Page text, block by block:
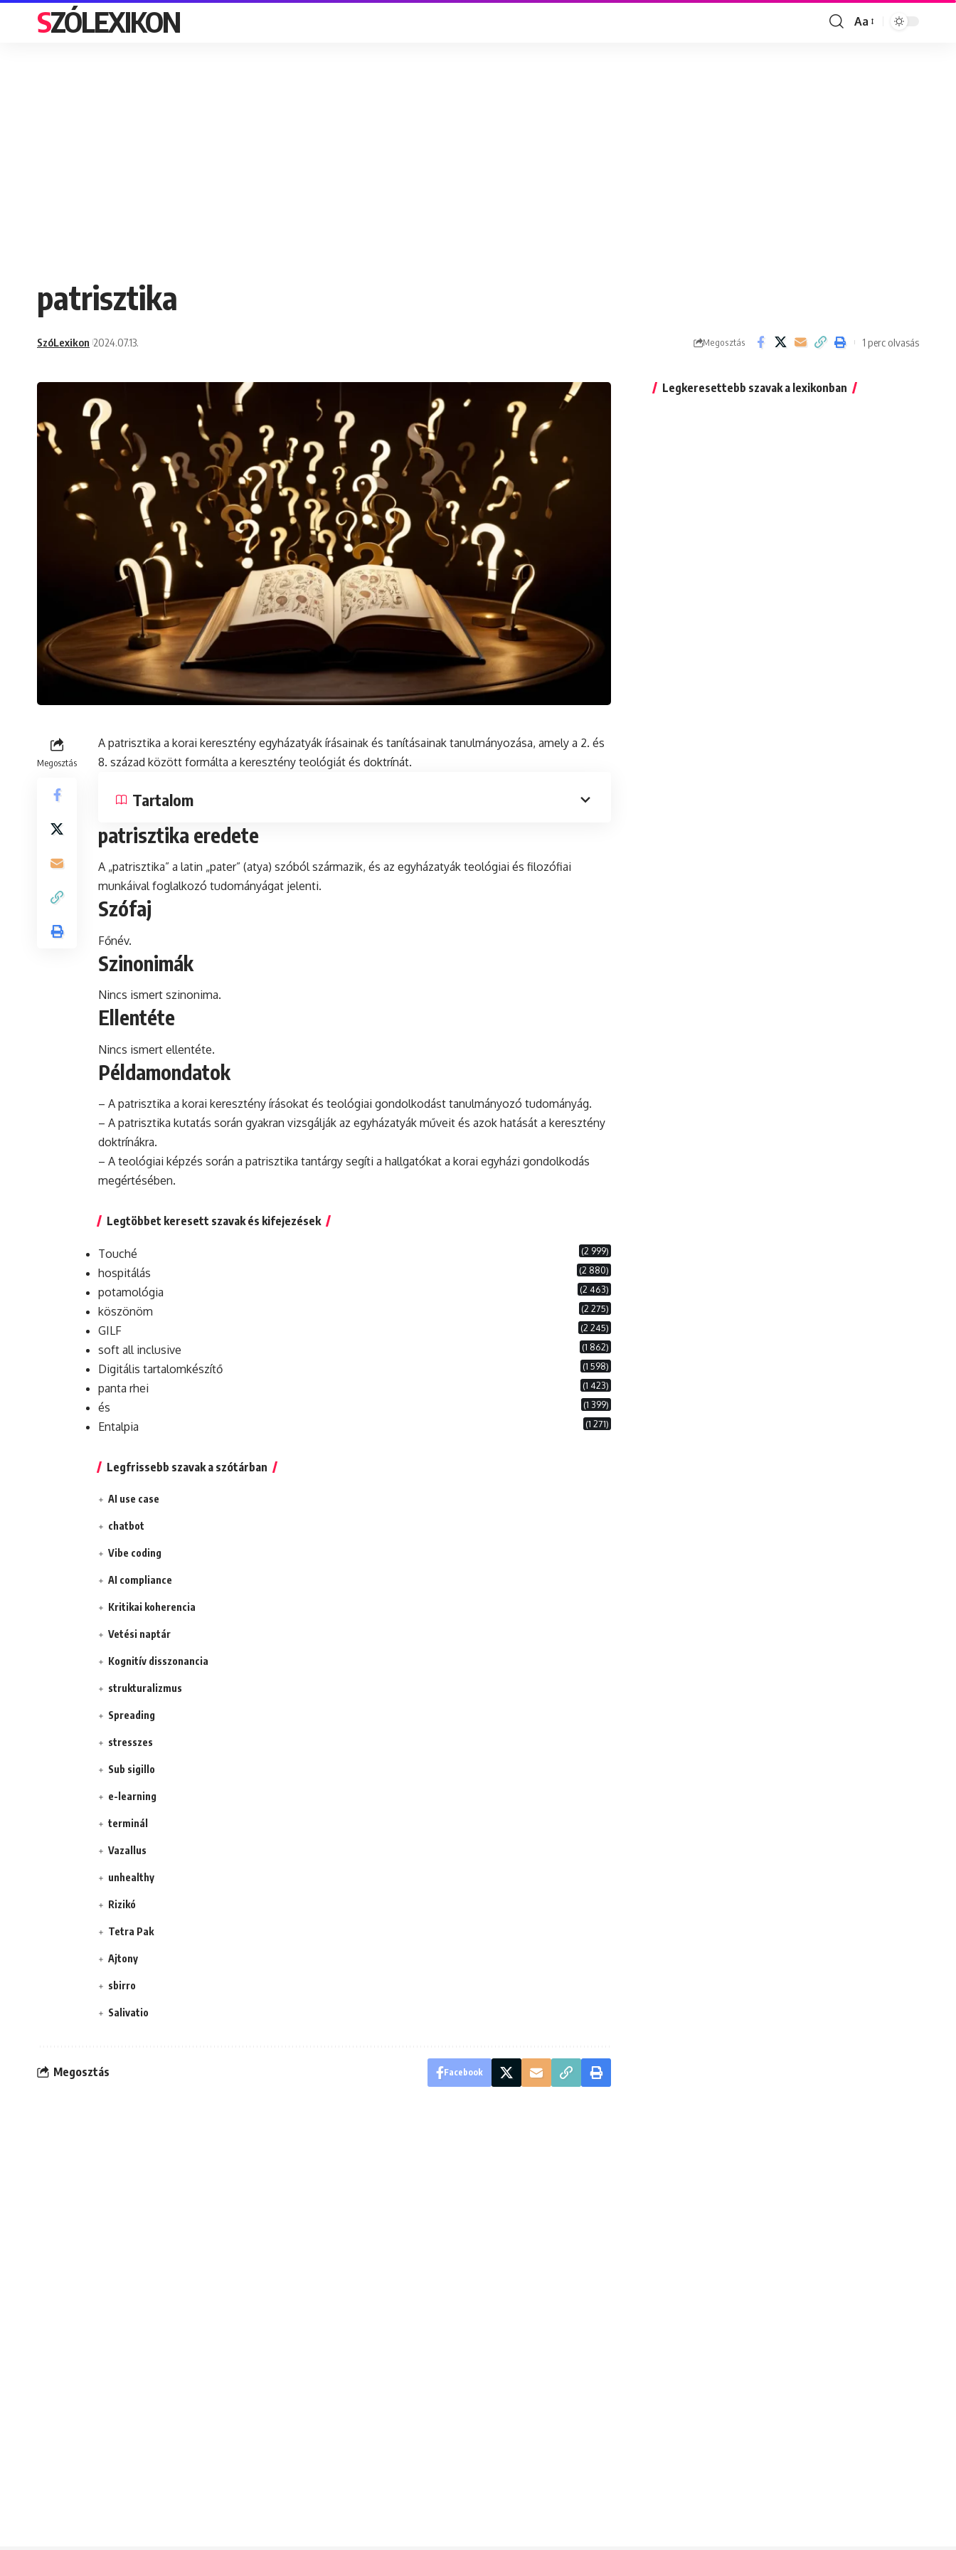
SZÓLEXIKON
Font
Aa
patrisztika
SzóLexikon 2024.07.13. Megosztás 1 perc olvasás
Megosztás
A patrisztika a korai keresztény egyházatyák írásainak és tanításainak tanulmányozása, amely a 2. és
8. század között formálta a keresztény teológiát és doktrínát.
Tartalom
patrisztika eredete
A „patrisztika” a latin „pater” (atya) szóból származik, és az egyházatyák teológiai és filozófiai
munkáival foglalkozó tudományágat jelenti.
Szófaj
Főnév.
Szinonimák
Nincs ismert szinonima.
Ellentéte
Nincs ismert ellentéte.
Példamondatok
– A patrisztika a korai keresztény írásokat és teológiai gondolkodást tanulmányozó tudományág.
– A patrisztika kutatás során gyakran vizsgálják az egyházatyák műveit és azok hatását a keresztény
doktrínákra.
– A teológiai képzés során a patrisztika tantárgy segíti a hallgatókat a korai egyházi gondolkodás
megértésében.
Legtöbbet keresett szavak és kifejezések
Touché (2 999)
hospitálás (2 880)
potamológia (2 463)
köszönöm (2 275)
GILF (2 245)
soft all inclusive (1 862)
Digitális tartalomkészítő (1 598)
panta rhei (1 423)
és (1 399)
Entalpia (1 271)
Legfrissebb szavak a szótárban
AI use case
chatbot
Vibe coding
AI compliance
Kritikai koherencia
Vetési naptár
Kognitív disszonancia
strukturalizmus
Spreading
stresszes
Sub sigillo
e-learning
terminál
Vazallus
unhealthy
Rizikó
Tetra Pak
Ajtony
sbirro
Salivatio
Megosztás Facebook
Legkeresettebb szavak a lexikonban